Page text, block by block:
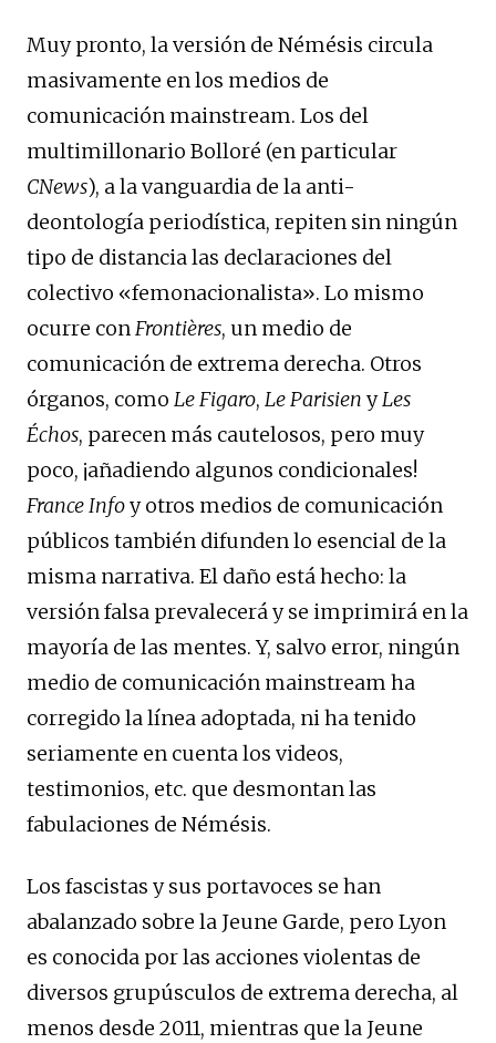
Muy pronto, la versión de Némésis circula
masivamente en los medios de
comunicación mainstream. Los del
multimillonario Bolloré (en particular
CNews), a la vanguardia de la anti-
deontología periodística, repiten sin ningún
tipo de distancia las declaraciones del
colectivo «femonacionalista». Lo mismo
ocurre conFrontières, un medio de
comunicación de extrema derecha. Otros
órganos, como Le Figaro, Le Parisien yLes
Échos, parecen más cautelosos, pero muy
poco, ¡añadiendo algunos condicionales!
France Infoy otros medios de comunicación
públicos también difunden lo esencial de la
misma narrativa. El daño está hecho: la
versión falsa prevalecerá y se imprimirá en la
mayoría de las mentes. Y, salvo error, ningún
medio de comunicación mainstream ha
corregido la línea adoptada, ni ha tenido
seriamente en cuenta los videos,
testimonios, etc. que desmontan las
fabulaciones de Némésis.
Los fascistas y sus portavoces se han
abalanzado sobre la Jeune Garde, pero Lyon
es conocida por las acciones violentas de
diversos grupúsculos de extrema derecha, al
menos desde 2011, mientras que la Jeune